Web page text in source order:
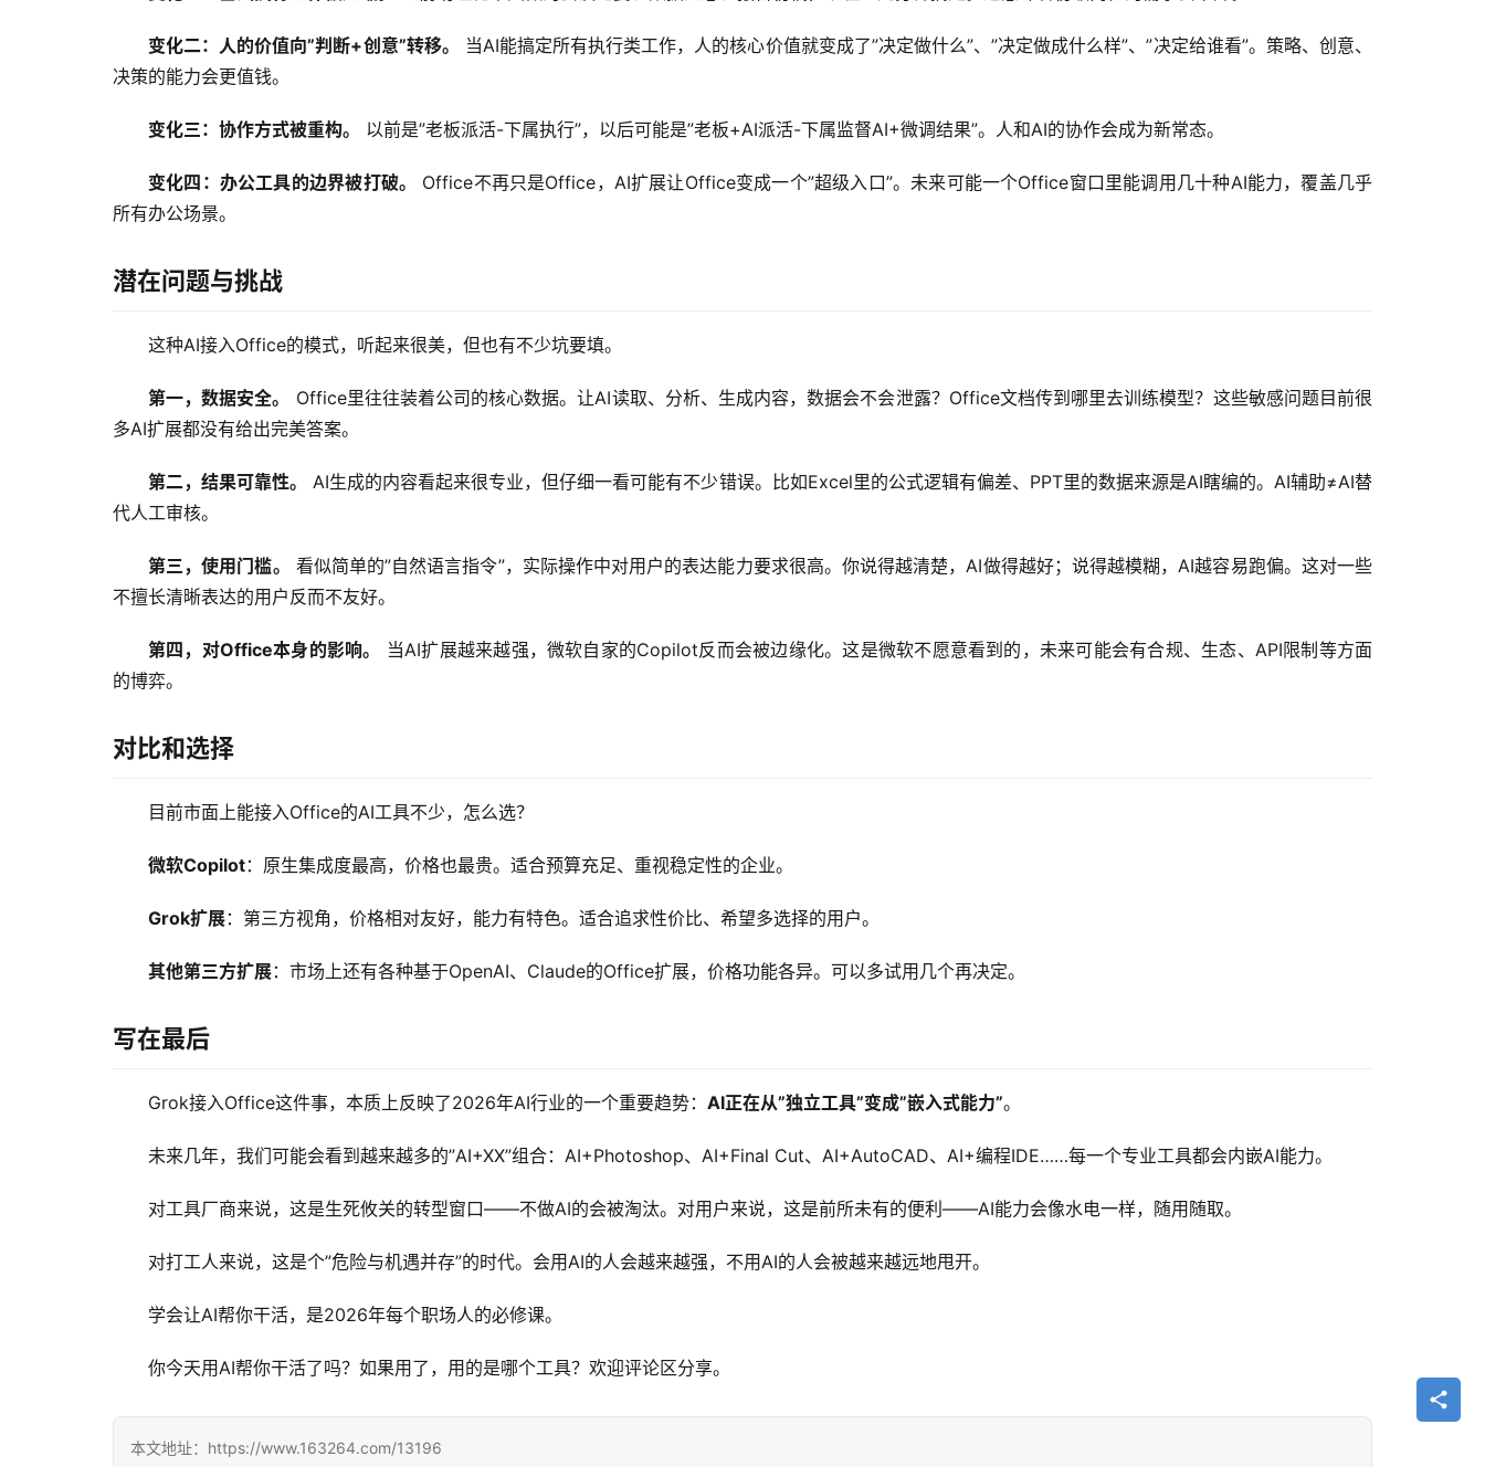
变化二：人的价值向”判断+创意”转移。
当AI能搞定所有执行类工作，人的核心价值就变成了”决定做什么”、”决定做成什么样”、”决定给谁看”。策略、创意、
决策的能力会更值钱。
变化三：协作方式被重构。 以前是”老板派活-下属执行”，以后可能是”老板+AI派活-下属监督AI+微调结果”。人和AI的协作会成为新常态。
变化四：办公工具的边界被打破。
Office不再只是Office，AI扩展让Office变成一个”超级入口”。未来可能一个Office窗口里能调用几十种AI能力，覆盖几乎
所有办公场景。
潜在问题与挑战
这种AI接入Office的模式，听起来很美，但也有不少坑要填。
第一，数据安全。
Office里往往装着公司的核心数据。让AI读取、分析、生成内容，数据会不会泄露？Office文档传到哪里去训练模型？这些敏感问题目前很
多AI扩展都没有给出完美答案。
第二，结果可靠性。
AI生成的内容看起来很专业，但仔细一看可能有不少错误。比如Excel里的公式逻辑有偏差、PPT里的数据来源是AI瞎编的。AI辅助≠AI替
代人工审核。
第三，使用门槛。
看似简单的”自然语言指令”，实际操作中对用户的表达能力要求很高。你说得越清楚，AI做得越好；说得越模糊，AI越容易跑偏。这对一些
不擅长清晰表达的用户反而不友好。
第四，对Office本身的影响。
当AI扩展越来越强，微软自家的Copilot反而会被边缘化。这是微软不愿意看到的，未来可能会有合规、生态、API限制等方面
的博弈。
对比和选择
目前市面上能接入Office的AI工具不少，怎么选？
微软Copilot：原生集成度最高，价格也最贵。适合预算充足、重视稳定性的企业。
Grok扩展：第三方视角，价格相对友好，能力有特色。适合追求性价比、希望多选择的用户。
其他第三方扩展：市场上还有各种基于OpenAI、Claude的Office扩展，价格功能各异。可以多试用几个再决定。
写在最后
Grok接入Office这件事，本质上反映了2026年AI行业的一个重要趋势： AI正在从”独立工具”变成”嵌入式能力”。
未来几年，我们可能会看到越来越多的”AI+XX”组合：AI+Photoshop、AI+Final Cut、AI+AutoCAD、AI+编程IDE……每一个专业工具都会内嵌AI能力。
对工具厂商来说，这是生死攸关的转型窗口——不做AI的会被淘汰。对用户来说，这是前所未有的便利——AI能力会像水电一样，随用随取。
对打工人来说，这是个”危险与机遇并存”的时代。会用AI的人会越来越强，不用AI的人会被越来越远地甩开。
学会让AI帮你干活，是2026年每个职场人的必修课。
你今天用AI帮你干活了吗？如果用了，用的是哪个工具？欢迎评论区分享。
本文地址：https://www.163264.com/13196